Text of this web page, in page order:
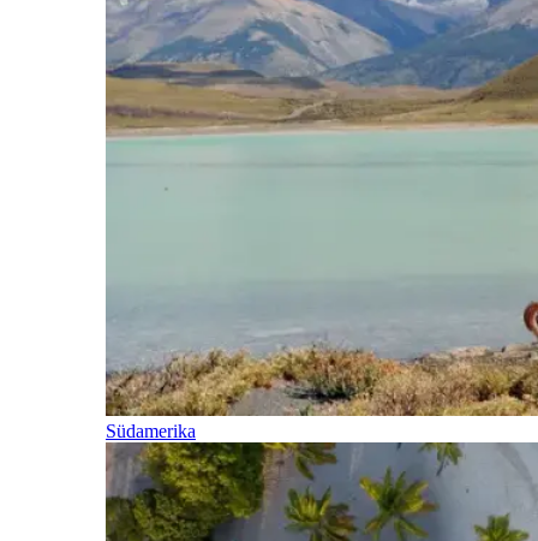
Südamerika